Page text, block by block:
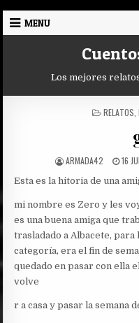
Skip
MENU
Los mejores
POSTED
RELATOS
AUTHOR:
ARMADA42 16
Esta es la hitoria de una
mi nombre es Zero y les
es una buena amiga que
trasladado a Albacete,
categoría, era el fin de
quedado en pasar con ella
volve
r a casa y pasar la semana